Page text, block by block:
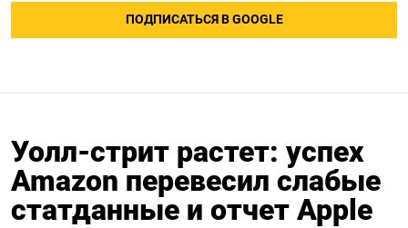
ПОДПИСАТЬСЯ В GOOGLE
Уолл-стрит растет: успех
Amazon перевесил слабые
статданные и отчет Apple